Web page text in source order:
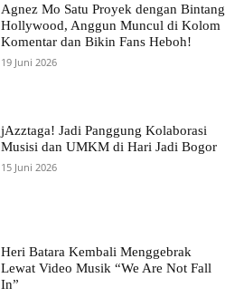
Agnez Mo Satu Proyek dengan Bintang
Hollywood, Anggun Muncul di Kolom
Komentar dan Bikin Fans Heboh!
19 Juni 2026
jAzztaga! Jadi Panggung Kolaborasi
Musisi dan UMKM di Hari Jadi Bogor
15 Juni 2026
Heri Batara Kembali Menggebrak
Lewat Video Musik “We Are Not Fall
In”